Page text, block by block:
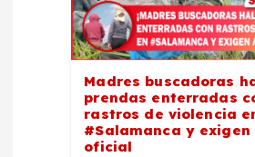
Madres buscadoras
prendas enterradas
rastros de violencia
#Salamanca y exigen
oficial